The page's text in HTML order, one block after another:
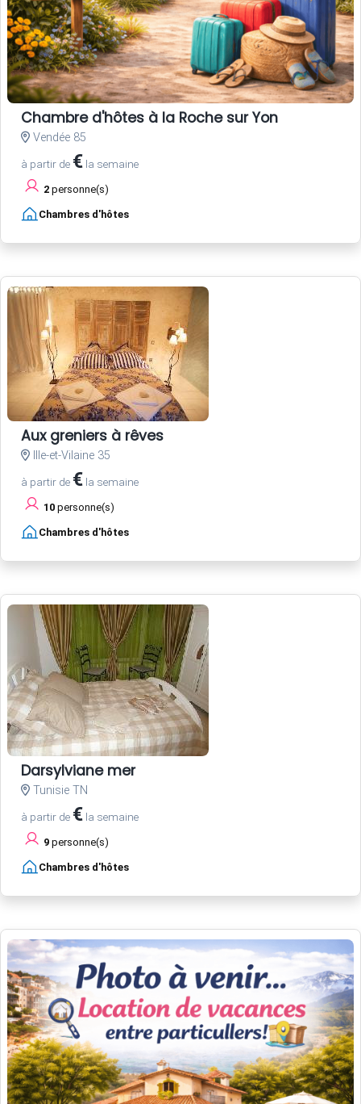
Chambre d'hôtes à la Roche sur Yon
Vendée 85
à partir de € la semaine
2 personne(s)
Chambres d'hôtes
Aux greniers à rêves
Ille-et-Vilaine 35
à partir de € la semaine
10 personne(s)
Chambres d'hôtes
Darsylviane mer
Tunisie TN
à partir de € la semaine
9 personne(s)
Chambres d'hôtes